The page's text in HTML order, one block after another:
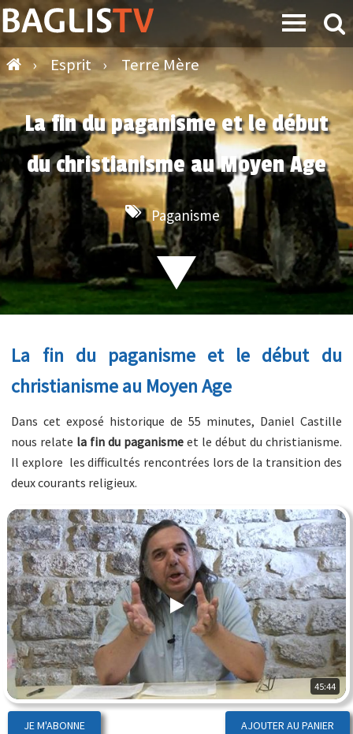
› Esprit › Terre Mère
La fin du paganisme et le début
du christianisme au Moyen Age
Paganisme
La fin du paganisme et le début du
christianisme au Moyen Age
Dans cet exposé historique de 55 minutes, Daniel Castille
nous relate la fin du paganisme et le début du christianisme.
Il explore les difficultés rencontrées lors de la transition des
deux courants religieux.
45:44
JE M'ABONNE